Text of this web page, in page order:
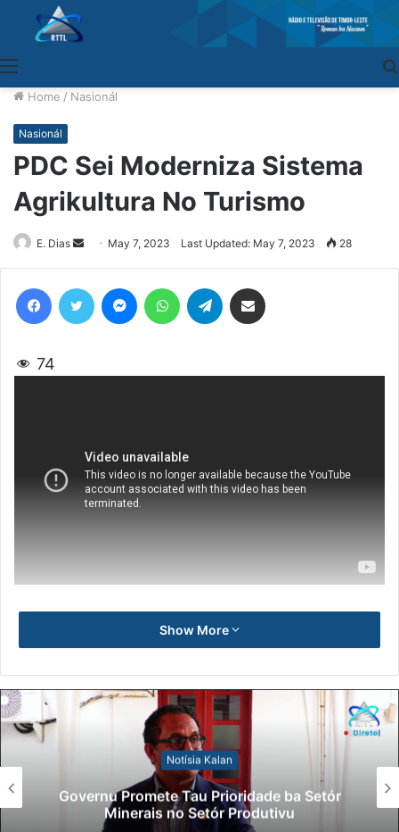
Home / Nasionál
Nasionál
PDC Sei Moderniza Sistema
Agrikultura No Turismo
E. Dias
Send
an
May 7, 2023 Last Updated: May 7, 2023 28
74
Show More
Notísia Kalan
Governu Promete Tau Prioridade ba Setór
Minerais no Setór Produtivu